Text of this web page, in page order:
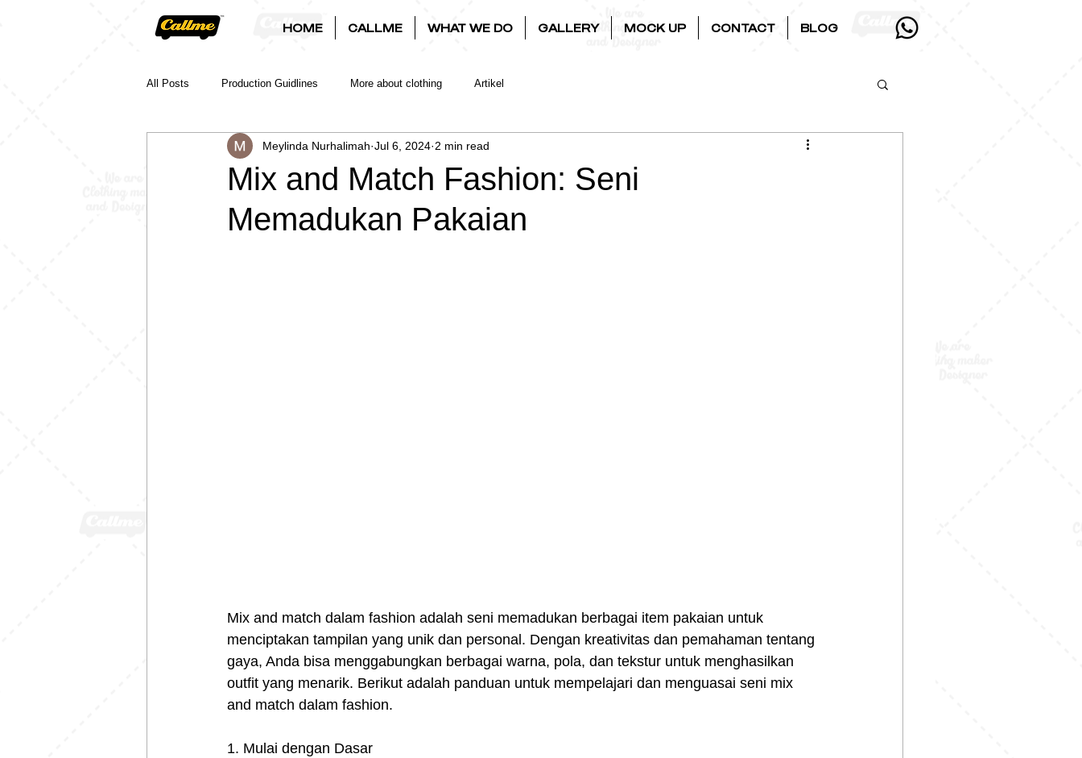
HOME CALLME WHAT WE DO GALLERY MOCK UP CONTACT BLOG
All Posts Production Guidlines More about clothing Artikel
Mix and Match Fashion: Seni
Memadukan Pakaian
Meylinda Nurhalimah Jul 6, 2024 2 min read
Mix and match dalam fashion adalah seni memadukan berbagai item pakaian untuk
menciptakan tampilan yang unik dan personal. Dengan kreativitas dan pemahaman tentang
gaya, Anda bisa menggabungkan berbagai warna, pola, dan tekstur untuk menghasilkan
outfit yang menarik. Berikut adalah panduan untuk mempelajari dan menguasai seni mix
and match dalam fashion.
1. Mulai dengan Dasar